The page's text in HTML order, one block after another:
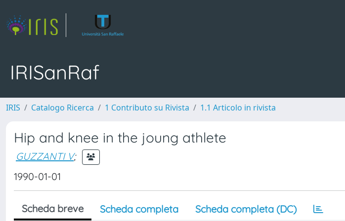
IRISanRaf
IRIS Catalogo Ricerca 1 Contributo su Rivista 1.1 Articolo in rivista
Hip and knee in the joung athlete
GUZZANTI V;
1990-01-01
Scheda breve Scheda completa Scheda completa (DC)